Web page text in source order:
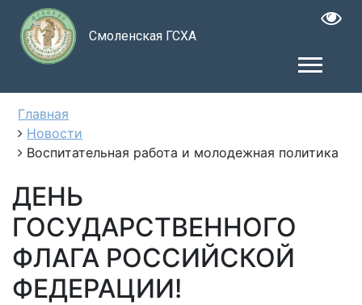
Смоленская ГСХА
Главная
Новости
Воспитательная работа и молодежная политика
ДЕНЬ
ГОСУДАРСТВЕННОГО
ФЛАГА РОССИЙСКОЙ
ФЕДЕРАЦИИ!